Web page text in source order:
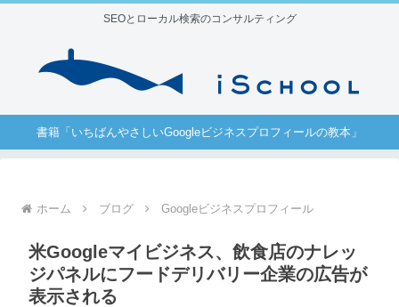
SEOとローカル検索のコンサルティング
書籍「いちばんやさしいGoogleビジネスプロフィールの教本」
ホーム ブログ Googleビジネスプロフィール
米Googleマイビジネス、飲食店のナレッ
ジパネルにフードデリバリー企業の広告が
表示される